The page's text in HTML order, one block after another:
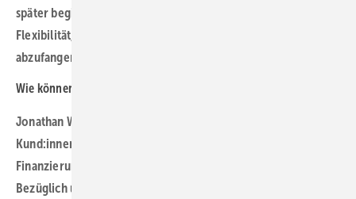
später beginnt. Es gibt unseren Kund:innen aber mehr
Flexibilität, um die Verzögerung während der Bauphase
abzufangen.
Wie können Sie die Themen entzerren?
Jonathan Wagner: Wir kommunizieren intensiv mit unseren
Kund:innen und versuchen gemeinsam mit ihnen die passende
Finanzierungsstruktur für ihr PV- oder Windprojekt zu finden.
Bezüglich unserer Auslastung versuchen wir, so transparent